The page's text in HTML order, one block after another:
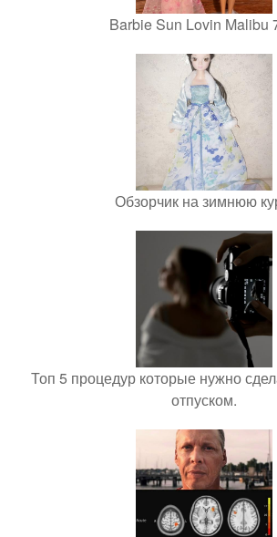
Barbie Sun Lovin Malibu
Обзорчик на зимнюю
Топ 5 процедур которые нужно
отпуском.